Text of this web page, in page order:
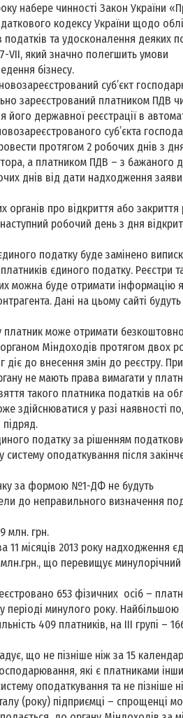
набере чинності Закон України
кодексу України щодо
податків та удосконалення деяких
VІІ, який значно полегшить умови
бізнесу.
суб’єкт
зареєстрований платником ПДВ
його державної реєстрації в
суб’єкта
протягом 2 робочих днів з
а платником ПДВ – з бажаного
днів від дати надходження
про відкриття або закриття
робочий день з дня
податку буде замінено
єдиного податку. Реєстри
можна буде отримати інформацію
Дані на цьому сайті будуть
може отримати
Міндоходів протягом двох
до внесення змін до реєстру. При
не мають права вимагати у
такого платника податків на
у разі наявності
податку за рішенням
оподаткування після
за формою №1-ДФ не будуть
до неправильного визначення
млн. грн.
місяців 2013 року надходження
що перевищує
653 фізичних осіб –
періоді минулого року. Найбільшою
409 платників, на ІІІ групі –
що не пізніше ніж за 15
які є платниками
оподаткування та не пізніше
(року) підприємці – спрощенці